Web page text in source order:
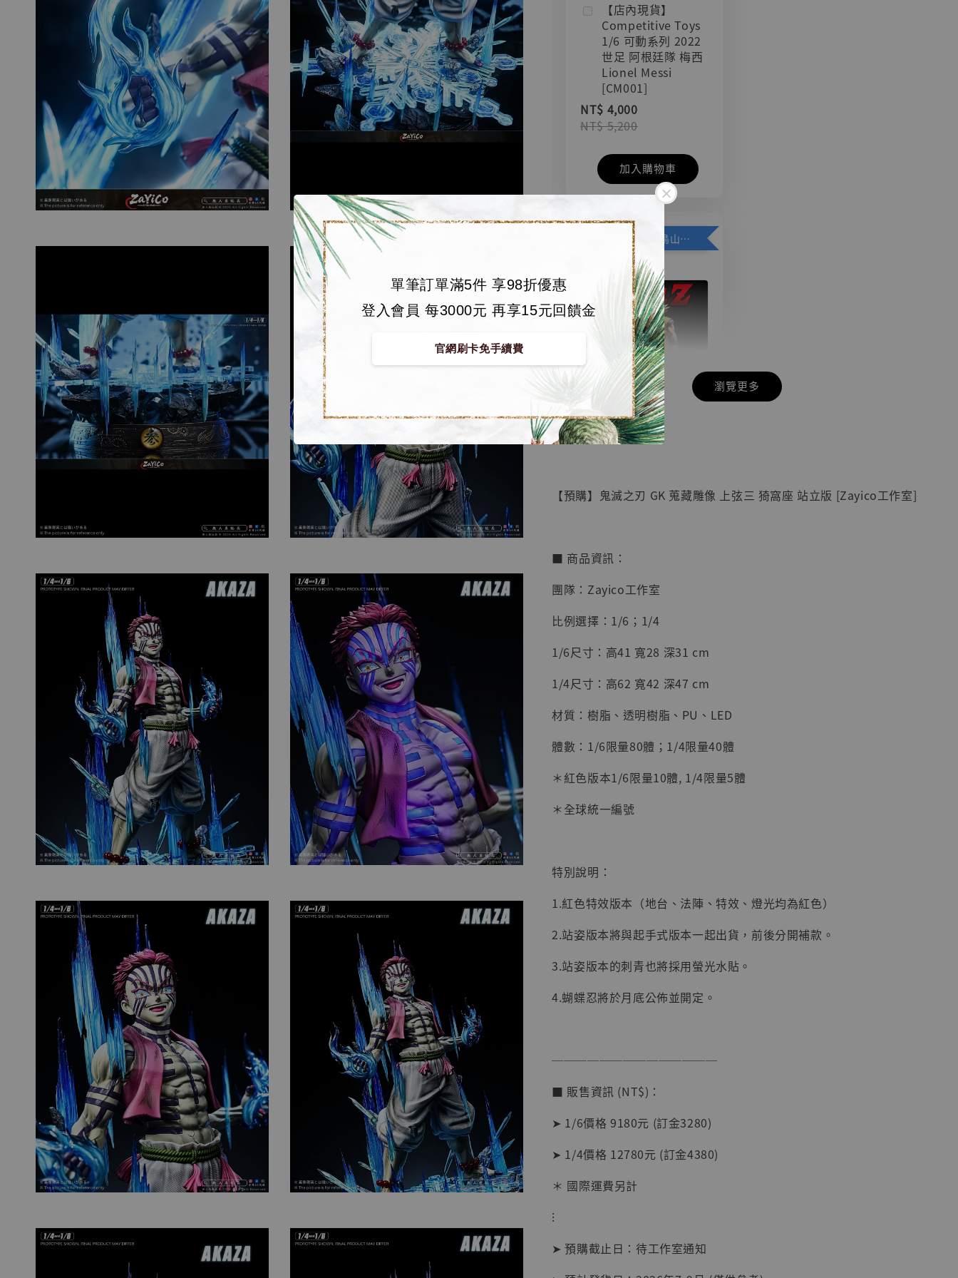
單筆訂單滿5件 享98折優惠
登入會員 每3000元 再享15元回饋金
官網刷卡免手續費
【店內現貨】
Competitive Toys
1/6 可動系列 2022
世足 阿根廷隊 梅西
Lionel Messi
[CM001]
NT$ 4,000
NT$ 5,200
加入購物車
加購優惠【悟空 鳥山明紀念款 [奇蹟工作室]】
【店內現貨】七龍珠
系列蒐藏雕像 悟空
NT$ 4,280
- +
加入購物車
【店內現貨】海賊王
Studio]
NT$ 1,870
+
可動蒐藏人偶 讓子
彈飛 鵝城縣長 張麻
瀏覽更多
🏝【無人島玩具】
【預購】鬼滅之刃 GK 蒐藏雕像 上弦三 猗窩座 站立版 [Zayico工作室]
■ 商品資訊：
團隊：Zayico工作室
比例選擇：1/6；1/4
1/6尺寸：高41 寬28 深31 cm
1/4尺寸：高62 寬42 深47 cm
材質：樹脂、透明樹脂、PU、LED
體數：1/6限量80體；1/4限量40體
＊紅色版本1/6限量10體, 1/4限量5體
＊全球統一編號
特別說明：
1.紅色特效版本（地台、法陣、特效、燈光均為紅色）
2.站姿版本將與起手式版本一起出貨，前後分開補款。
3.站姿版本的刺青也將採用螢光水貼。
4.蝴蝶忍將於月底公佈並開定。
──────────────
■ 販售資訊 (NT$)：
➤ 1/6價格 9180元 (訂金3280)
➤ 1/4價格 12780元 (訂金4380)
＊ 國際運費另計
⁝
➤ 預購截止日：待工作室通知